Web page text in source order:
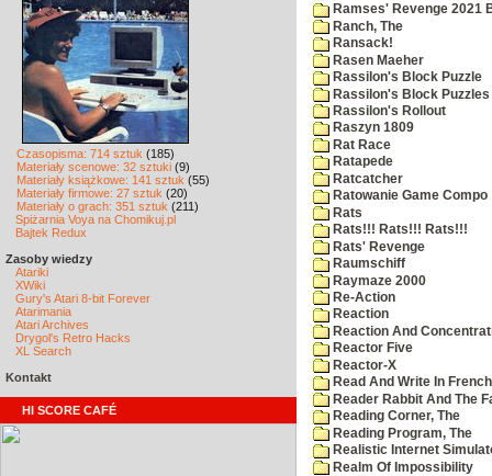
Czasopisma: 714 sztuk (185)
Materiały scenowe: 32 sztuki (9)
Materiały książkowe: 141 sztuk (55)
Materiały firmowe: 27 sztuk (20)
Materiały o grach: 351 sztuk (211)
Spiżarnia Voya na Chomikuj.pl
Bajtek Redux
Zasoby wiedzy
Atariki
XWiki
Gury's Atari 8-bit Forever
Atarimania
Atari Archives
Drygol's Retro Hacks
XL Search
Kontakt
HI SCORE CAFÉ
Ramses' Revenge 2021
Ranch, The
Ransack!
Rasen Maeher
Rassilon's Block Puzzle
Rassilon's Block Puzzles
Rassilon's Rollout
Raszyn 1809
Rat Race
Ratapede
Ratcatcher
Ratowanie Game Compo
Rats
Rats!!! Rats!!! Rats!!!
Rats' Revenge
Raumschiff
Raymaze 2000
Re-Action
Reaction
Reaction And
Reactor Five
Reactor-X
Read And Write In
Reader Rabbit And The
Reading Corner, The
Reading Program, The
Realistic Internet
Realm Of Impossibility